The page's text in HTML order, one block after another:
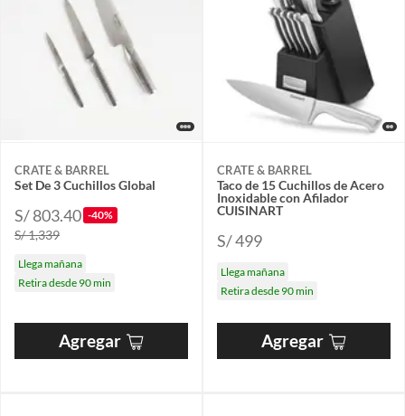
CRATE & BARREL
Set De 3 Cuchillos Global
S/ 803.40 -40%
S/ 1,339
Llega mañana
Retira desde 90 min
Agregar
CRATE & BARREL
Taco de 15 Cuchillos de Acero
Inoxidable con Afilador
CUISINART
S/ 499
Llega mañana
Retira desde 90 min
Agregar